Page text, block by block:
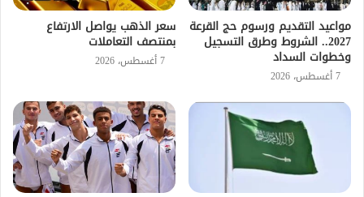
مواعيد التقديم ورسوم حج القرعة
2027.. الشروط وطرق التسجيل
وخطوات السداد
7 أغسطس، 2026
سعر الذهب يواصل الارتفاع
بمنتصف التعاملات
7 أغسطس، 2026